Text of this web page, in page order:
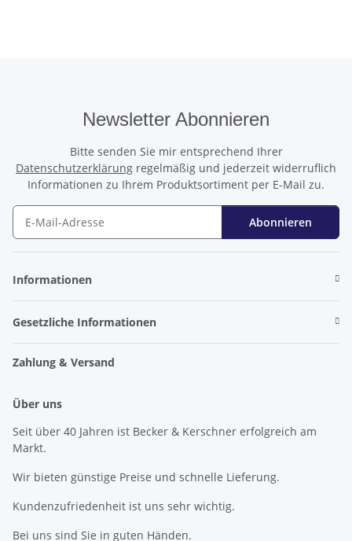
Newsletter Abonnieren
Bitte senden Sie mir entsprechend Ihrer
Datenschutzerklärung regelmäßig und jederzeit widerruflich
Informationen zu Ihrem Produktsortiment per E-Mail zu.
Abonnieren
Informationen
Gesetzliche Informationen
Zahlung & Versand
Über uns
Seit über 40 Jahren ist Becker & Kerschner erfolgreich am
Markt.
Wir bieten günstige Preise und schnelle Lieferung.
Kundenzufriedenheit ist uns sehr wichtig.
Bei uns sind Sie in guten Händen.